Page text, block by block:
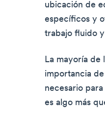
ubicación de
específicos y
trabajo fluido
La mayoría de
importancia
necesario
es algo más